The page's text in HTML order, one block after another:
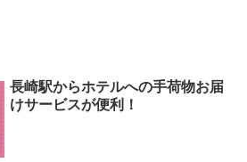
長崎駅からホテルへの手荷物お届
けサービスが便利！